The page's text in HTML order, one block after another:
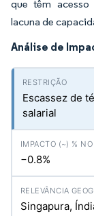
que têm
lacuna de
Análise de
Escassez de
salarial
−0.8%
Singapura,